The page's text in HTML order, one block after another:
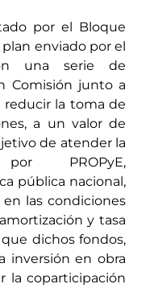
por el Bloque
enviado por el
una serie de
Comisión junto a
reducir la toma de
a un valor de
de atender la
PROPyE,
pública nacional,
las condiciones
y tasa
dichos fondos,
inversión en obra
la coparticipación